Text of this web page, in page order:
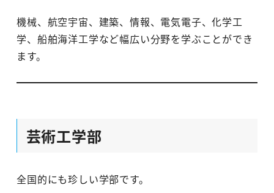
機械、航空宇宙、建築、情報、電気電子、化学工
学、船舶海洋工学など幅広い分野を学ぶことができ
ます。
芸術工学部
全国的にも珍しい学部です。